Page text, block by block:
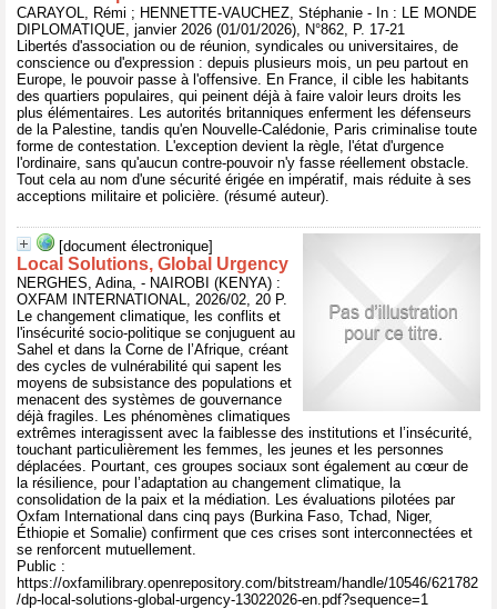
CARAYOL, Rémi ; HENNETTE-VAUCHEZ, Stéphanie - In : LE MONDE
DIPLOMATIQUE, janvier 2026 (01/01/2026), N°862, P. 17-21
Libertés d'association ou de réunion, syndicales ou universitaires, de
conscience ou d'expression : depuis plusieurs mois, un peu partout en
Europe, le pouvoir passe à l'offensive. En France, il cible les habitants
des quartiers populaires, qui peinent déjà à faire valoir leurs droits les
plus élémentaires. Les autorités britanniques enferment les défenseurs
de la Palestine, tandis qu'en Nouvelle-Calédonie, Paris criminalise toute
forme de contestation. L'exception devient la règle, l'état d'urgence
l'ordinaire, sans qu'aucun contre-pouvoir n'y fasse réellement obstacle.
Tout cela au nom d'une sécurité érigée en impératif, mais réduite à ses
acceptions militaire et policière. (résumé auteur).
[document électronique]
Local Solutions, Global Urgency
NERGHES, Adina, - NAIROBI (KENYA) :
OXFAM INTERNATIONAL, 2026/02, 20 P.
Le changement climatique, les conflits et
l'insécurité socio-politique se conjuguent au
Sahel et dans la Corne de l’Afrique, créant
des cycles de vulnérabilité qui sapent les
moyens de subsistance des populations et
menacent des systèmes de gouvernance
déjà fragiles. Les phénomènes climatiques
extrêmes interagissent avec la faiblesse des institutions et l’insécurité,
touchant particulièrement les femmes, les jeunes et les personnes
déplacées. Pourtant, ces groupes sociaux sont également au cœur de
la résilience, pour l’adaptation au changement climatique, la
consolidation de la paix et la médiation. Les évaluations pilotées par
Oxfam International dans cinq pays (Burkina Faso, Tchad, Niger,
Éthiopie et Somalie) confirment que ces crises sont interconnectées et
se renforcent mutuellement.
Public :
https://oxfamilibrary.openrepository.com/bitstream/handle/10546/621782
/dp-local-solutions-global-urgency-13022026-en.pdf?sequence=1